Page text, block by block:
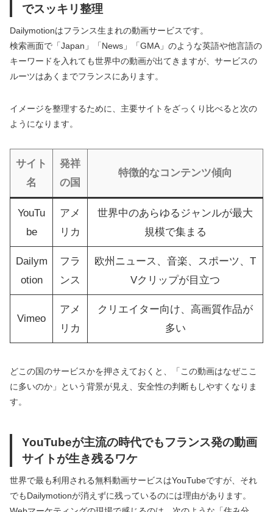
でスッキリ整理
Dailymotionはフランス生まれの動画サービスです。
検索画面で「Japan」「News」「GMA」のような英語や他言語の
キーワードを入れても世界中の動画が出てきますが、サービスの
ルーツはあくまでフランスにあります。
イメージを整理するために、主要サイトをざっくり比べると次の
ようになります。
サイト
名
発祥
の国
特徴的なコンテンツ傾向
YouTu
be
アメ
リカ
世界中のあらゆるジャンルが最大
規模で集まる
Dailym
otion
フラ
ンス
欧州ニュース、音楽、スポーツ、T
Vクリップが目立つ
Vimeo
アメ
リカ
クリエイター向け、高画質作品が
多い
どこの国のサービスかを押さえておくと、「この動画はなぜここ
に多いのか」という背景が見え、安全性の判断もしやすくなりま
す。
YouTubeが主流の時代でもフランス発の動画
サイトが生き残るワケ
世界で最も利用される無料動画サービスはYouTubeですが、それ
でもDailymotionが消えずに残っているのには理由があります。